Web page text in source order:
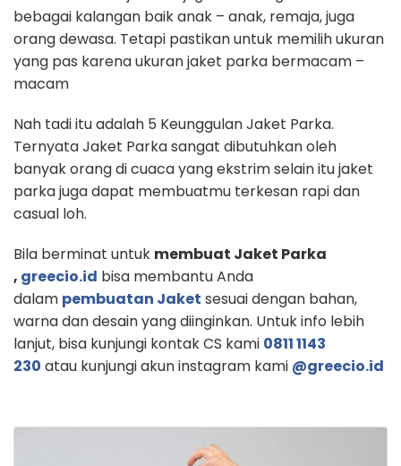
bebagai kalangan baik anak – anak, remaja, juga
orang dewasa. Tetapi pastikan untuk memilih ukuran
yang pas karena ukuran jaket parka bermacam –
macam
Nah tadi itu adalah 5 Keunggulan Jaket Parka.
Ternyata Jaket Parka sangat dibutuhkan oleh
banyak orang di cuaca yang ekstrim selain itu jaket
parka juga dapat membuatmu terkesan rapi dan
casual loh.
Bila berminat untuk membuat Jaket Parka
, greecio.id bisa membantu Anda
dalam pembuatan Jaket sesuai dengan bahan,
warna dan desain yang diinginkan. Untuk info lebih
lanjut, bisa kunjungi kontak CS kami 0811 1143
230 atau kunjungi akun instagram kami @greecio.id